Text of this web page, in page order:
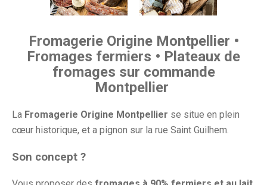
Fromagerie Origine Montpellier •
Fromages fermiers • Plateaux de
fromages sur commande
Montpellier
La Fromagerie Origine Montpellier se situe en plein
cœur historique, et a pignon sur la rue Saint Guilhem.
Son concept ?